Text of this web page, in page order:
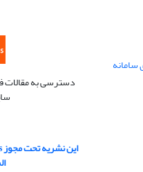
سامانه
دسترسی به مقالات